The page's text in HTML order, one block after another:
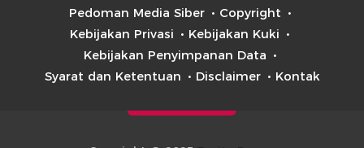
Pedoman Media Siber
Copyright
Kebijakan Privasi
Kebijakan Kuki
Kebijakan Penyimpanan Data
Syarat dan Ketentuan
Disclaimer Kontak